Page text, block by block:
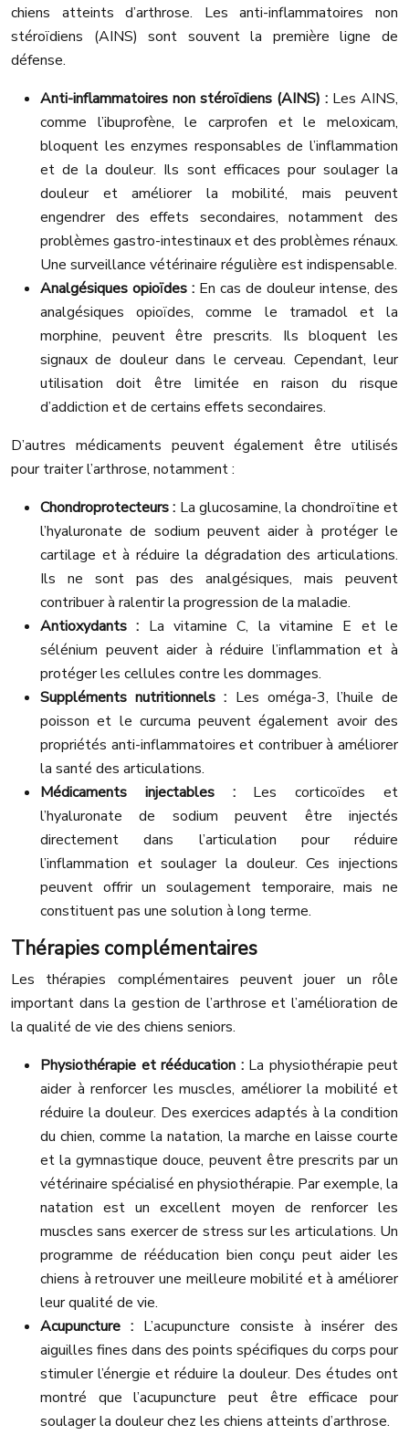
chiens atteints d’arthrose. Les anti-inflammatoires non
stéroïdiens (AINS) sont souvent la première ligne de
défense.
Anti-inflammatoires non stéroïdiens (AINS) : Les AINS,
comme l’ibuprofène, le carprofen et le meloxicam,
bloquent les enzymes responsables de l’inflammation
et de la douleur. Ils sont efficaces pour soulager la
douleur et améliorer la mobilité, mais peuvent
engendrer des effets secondaires, notamment des
problèmes gastro-intestinaux et des problèmes rénaux.
Une surveillance vétérinaire régulière est indispensable.
Analgésiques opioïdes : En cas de douleur intense, des
analgésiques opioïdes, comme le tramadol et la
morphine, peuvent être prescrits. Ils bloquent les
signaux de douleur dans le cerveau. Cependant, leur
utilisation doit être limitée en raison du risque
d’addiction et de certains effets secondaires.
D’autres médicaments peuvent également être utilisés
pour traiter l’arthrose, notamment :
Chondroprotecteurs : La glucosamine, la chondroïtine et
l’hyaluronate de sodium peuvent aider à protéger le
cartilage et à réduire la dégradation des articulations.
Ils ne sont pas des analgésiques, mais peuvent
contribuer à ralentir la progression de la maladie.
Antioxydants : La vitamine C, la vitamine E et le
sélénium peuvent aider à réduire l’inflammation et à
protéger les cellules contre les dommages.
Suppléments nutritionnels : Les oméga-3, l’huile de
poisson et le curcuma peuvent également avoir des
propriétés anti-inflammatoires et contribuer à améliorer
la santé des articulations.
Médicaments injectables : Les corticoïdes et
l’hyaluronate de sodium peuvent être injectés
directement dans l’articulation pour réduire
l’inflammation et soulager la douleur. Ces injections
peuvent offrir un soulagement temporaire, mais ne
constituent pas une solution à long terme.
Thérapies complémentaires
Les thérapies complémentaires peuvent jouer un rôle
important dans la gestion de l’arthrose et l’amélioration de
la qualité de vie des chiens seniors.
Physiothérapie et rééducation : La physiothérapie peut
aider à renforcer les muscles, améliorer la mobilité et
réduire la douleur. Des exercices adaptés à la condition
du chien, comme la natation, la marche en laisse courte
et la gymnastique douce, peuvent être prescrits par un
vétérinaire spécialisé en physiothérapie. Par exemple, la
natation est un excellent moyen de renforcer les
muscles sans exercer de stress sur les articulations. Un
programme de rééducation bien conçu peut aider les
chiens à retrouver une meilleure mobilité et à améliorer
leur qualité de vie.
Acupuncture : L’acupuncture consiste à insérer des
aiguilles fines dans des points spécifiques du corps pour
stimuler l’énergie et réduire la douleur. Des études ont
montré que l’acupuncture peut être efficace pour
soulager la douleur chez les chiens atteints d’arthrose.